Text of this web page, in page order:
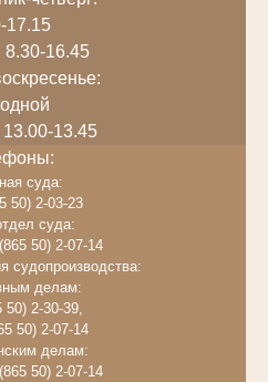
17.15
8.30-16.45
13.45
суда:
50) 2-03-23
суда:
50) 2-07-14
судопроизводства:
делам:
2-30-39,
50) 2-07-14
делам:
50) 2-07-14